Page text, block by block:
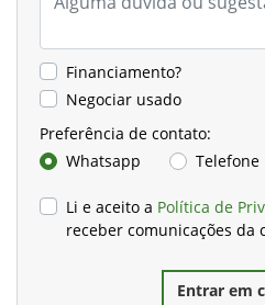
Financiamento?
Negociar usado
Preferência de contato:
Whatsapp
Telefone
Li e aceito a Política de
receber comunicações da
Entrar em